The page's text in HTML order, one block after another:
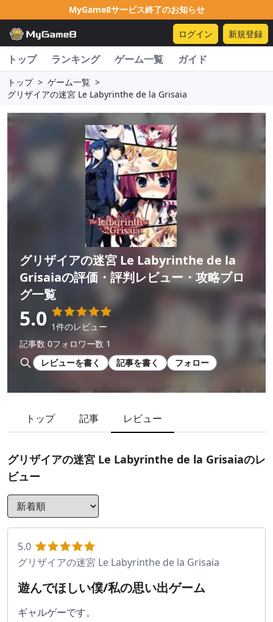
MyGame8サービス終了のお知らせ
ログイン 新規登録
トップ ランキング ゲーム一覧 ガイド
トップ > ゲーム一覧 >
グリザイアの迷宮 Le Labyrinthe de la Grisaia
グリザイアの迷宮 Le Labyrinthe de la
Grisaiaの評価・評判レビュー・攻略ブロ
グ一覧
5.0 1件のレビュー
記事数 0フォロワー数 1
レビューを書く
記事を書く フォロー
トップ 記事 レビュー
グリザイアの迷宮 Le Labyrinthe de la Grisaiaのレ
ビュー
5.0
グリザイアの迷宮 Le Labyrinthe de la Grisaia
遊んでほしい僕/私の思い出ゲーム
ギャルゲーです。